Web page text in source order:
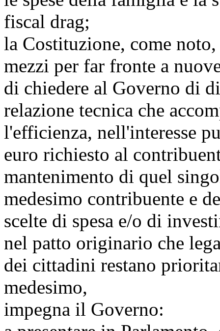
fiscal drag;
la Costituzione, come
mezzi per far fronte a
di chiedere al Governo di
relazione tecnica che
l'efficienza, nell'interesse
euro richiesto al
mantenimento di quel
medesimo contribuente e
scelte di spesa e/o di
nel patto originario che
dei cittadini restano
medesimo,
impegna il Governo: